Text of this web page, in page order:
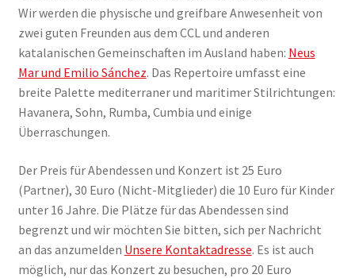
Wir werden die physische und greifbare Anwesenheit von
zwei guten Freunden aus dem CCL und anderen
katalanischen Gemeinschaften im Ausland haben: Neus
Mar und Emilio Sánchez. Das Repertoire umfasst eine
breite Palette mediterraner und maritimer Stilrichtungen:
Havanera, Sohn, Rumba, Cumbia und einige
Überraschungen.
Der Preis für Abendessen und Konzert ist 25 Euro
(Partner), 30 Euro (Nicht-Mitglieder) die 10 Euro für Kinder
unter 16 Jahre. Die Plätze für das Abendessen sind
begrenzt und wir möchten Sie bitten, sich per Nachricht
an das anzumelden Unsere Kontaktadresse. Es ist auch
möglich, nur das Konzert zu besuchen, pro 20 Euro